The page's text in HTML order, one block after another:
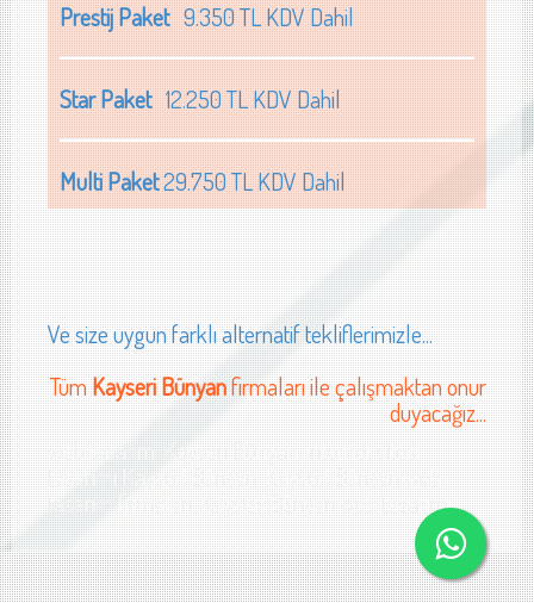
Prestij Paket9.350 TL KDV Dahil
Star Paket12.250 TL KDV Dahil
Multi Paket29.750 TL KDV Dahil
Ve size uygun farklı alternatif tekliflerimizle...
TümKayseri Bünyanfirmaları ile çalışmaktan onur
duyacağız...
web tasarımı Kayseri Bünyan, internet sitesi
tasarımı Kayseri Bünyan, Kayseri Bünyan web
tasarım firmaları, Kayseri Bünyan web tasarımı
firması web sitesi tasarımı Kayseri cam sanayi